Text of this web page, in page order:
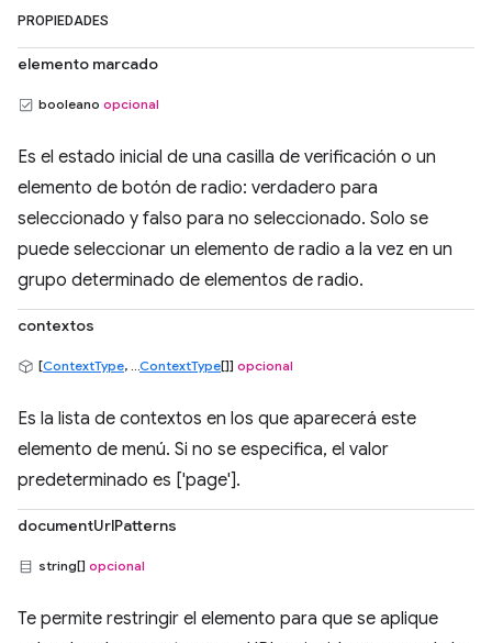
PROPIEDADES
elemento marcado
booleano opcional
Es el estado inicial de una casilla de verificación o un
elemento de botón de radio: verdadero para
seleccionado y falso para no seleccionado. Solo se
puede seleccionar un elemento de radio a la vez en un
grupo determinado de elementos de radio.
contextos
[ContextType, ...ContextType[]] opcional
Es la lista de contextos en los que aparecerá este
elemento de menú. Si no se especifica, el valor
predeterminado es ['page'].
documentUrlPatterns
string[] opcional
Te permite restringir el elemento para que se aplique